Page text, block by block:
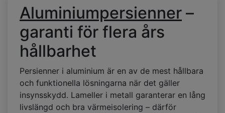
Aluminiumpersienner –
garanti för flera års
hållbarhet
Persienner i aluminium är en av de mest hållbara
och funktionella lösningarna när det gäller
insynsskydd. Lameller i metall garanterar en lång
livslängd och bra värmeisolering – därför